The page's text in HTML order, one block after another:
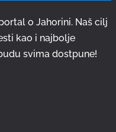
o Jahorini. Naš cilj
kao i najbolje
svima dostpune!